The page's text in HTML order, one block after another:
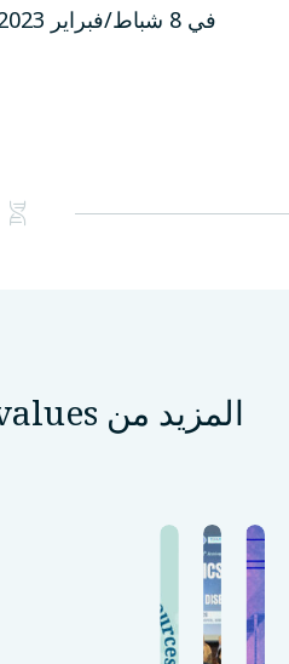
في 8 شباط/فبراير 2023).
المزيد من GP2 values المقالات